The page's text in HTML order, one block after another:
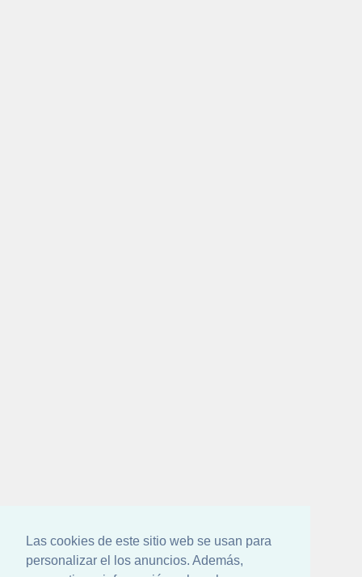
Las cookies de este sitio web se usan para
personalizar el los anuncios. Además,